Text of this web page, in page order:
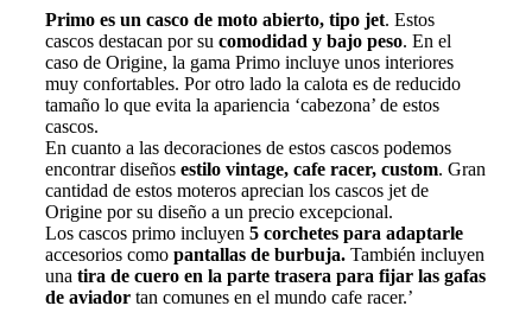
Primo es un casco de moto abierto, tipo jet. Estos
cascos destacan por su comodidad y bajo peso. En el
caso de Origine, la gama Primo incluye unos interiores
muy confortables. Por otro lado la calota es de reducido
tamaño lo que evita la apariencia ‘cabezona’ de estos
cascos.
En cuanto a las decoraciones de estos cascos podemos
encontrar diseños estilo vintage, cafe racer, custom. Gran
cantidad de estos moteros aprecian los cascos jet de
Origine por su diseño a un precio excepcional.
Los cascos primo incluyen 5 corchetes para adaptarle
accesorios como pantallas de burbuja. También incluyen
una tira de cuero en la parte trasera para fijar las gafas
de aviador tan comunes en el mundo cafe racer.’